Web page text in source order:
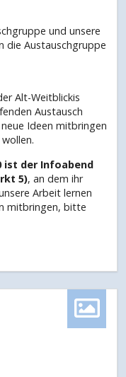
und unsere
die Austauschgruppe
Alt-Weitblickis
Austausch
Ideen mitbringen
ist der Infoabend
5), an dem ihr
Arbeit lernen
mitbringen, bitte